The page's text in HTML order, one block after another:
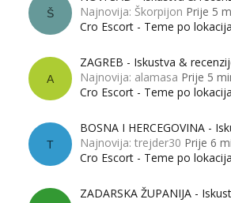
Š
Najnovija: Škorpijon Prije 5
Cro Escort - Teme po
A
ZAGREB - Iskustva &
Najnovija: alamasa Prije 5
Cro Escort - Teme po
T
BOSNA I HERCEGOVINA -
Najnovija: trejder30 Prije 6
Cro Escort - Teme po
ZADARSKA ŽUPANIJA -